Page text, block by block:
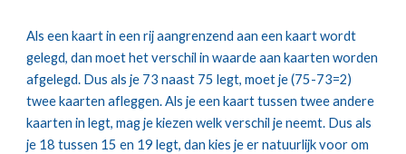
Als een kaart in een rij aangrenzend aan een kaart wordt
gelegd, dan moet het verschil in waarde aan kaarten worden
afgelegd. Dus als je 73 naast 75 legt, moet je (75-73=2)
twee kaarten afleggen. Als je een kaart tussen twee andere
kaarten in legt, mag je kiezen welk verschil je neemt. Dus als
je 18 tussen 15 en 19 legt, dan kies je er natuurlijk voor om